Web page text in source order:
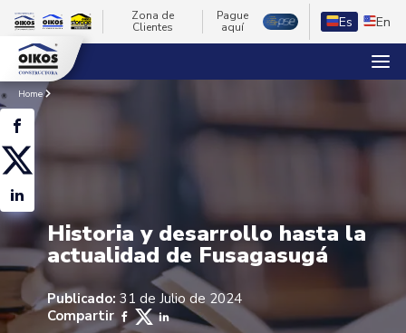
Zona de
Clientes
Pague
aquí
Es En
Home
Historia y desarrollo hasta la
actualidad de Fusagasugá
Publicado: 31 de Julio de 2024
Compartir